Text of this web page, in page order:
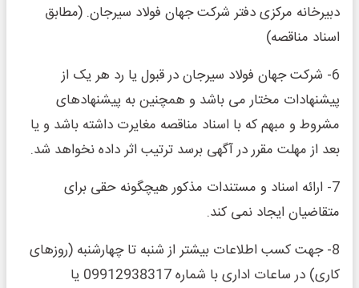
دبیرخانه مرکزی دفتر شرکت جهان فولاد سیرجان. (مطابق
اسناد مناقصه)
6- شرکت جهان فولاد سیرجان در قبول یا رد هر یک از
پیشنهادات مختار می باشد و همچنین به پیشنهادهای
مشروط و مبهم که با اسناد مناقصه مغایرت داشته باشد و یا
بعد از مهلت مقرر در آگهی برسد ترتیب اثر داده نخواهد شد.
7- ارائه اسناد و مستندات مذکور هیچگونه حقی برای
متقاضیان ایجاد نمی کند.
8- جهت کسب اطلاعات بیشتر از شنبه تا چهارشنبه (روزهای
کاری) در ساعات اداری با شماره 09912938317 یا